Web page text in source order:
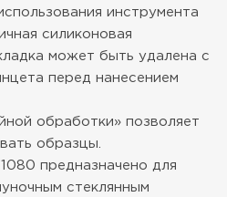
инструмента
силиконовая
может быть удалена с
перед нанесением
обработки» позволяет
образцы.
предназначено для
стеклянным